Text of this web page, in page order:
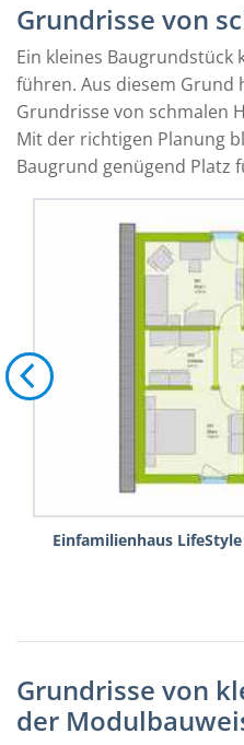
Grundrisse von
Ein kleines Baugrundstück
führen. Aus diesem Grund
Grundrisse von schmalen
Mit der richtigen Planung
Baugrund genügend Platz
Einfamilienhaus LifeStyle
Grundrisse von
der